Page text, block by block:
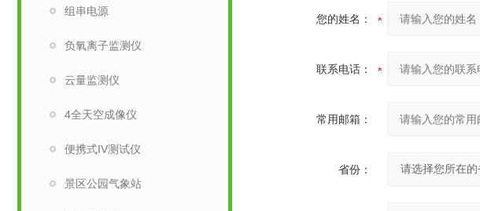
组串电源
负氧离子监测仪
云量监测仪
4全天空成像仪
便携式IV测试仪
景区公园气象站
您的姓名：
联系电话：
常用邮箱：
省份：